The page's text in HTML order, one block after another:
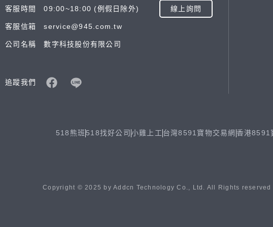
客服時間 09:00~18:00 (例假日除外) 線上詢問
客服信箱 service@945.com.tw
公司名稱 數字科技股份有限公司
追蹤我們
518熊班 518找好公司 小雞上工 台灣8591寶物交易網 香港8591
Copyright © 2025 by Addcn Technology Co., Ltd. All Rights reserved